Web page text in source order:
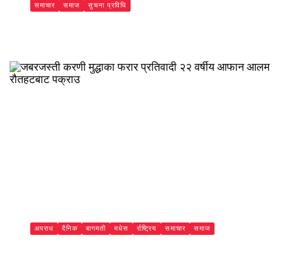
समाचार
समाज सुचना प्रविधि
Subash Mandal
अपराध दैनिक बागमती मधेस र्राष्ट्रिय समाचार समाज